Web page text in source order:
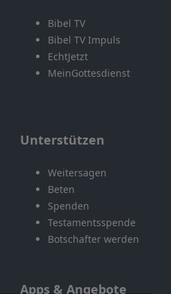
Bibel TV
Bibel TV Impuls
EchtJetzt
MeinGottesdienst
Unterstützen
Weitersagen
Beten
Spenden
Testamentsspende
Botschafter werden
Apps & Angebote